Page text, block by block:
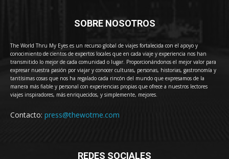
SOBRE NOSOTROS
The World Thru My Eyes es un recurso global de viajes fortalecida con el apoyo y
conocimiento de cientos de expertos locales que en cada viaje y experiencia nos han
transmitido lo mejor de cada comunidad o lugar. Proporcionándonos el mejor valor para
expresar nuestra pasión por viajar y conocer culturas, personas, historias, gastronomía y
tantísimas cosas que nos ha regalado cada rincón del mundo que expresamos de la
manera más fiable y personal con experiencias propias que ofrece a nuestros lectores
viajes inspiradores, más enriquecidos, y simplemente, mejores.
Contacto: press@thewotme.com
REDES SOCIALES